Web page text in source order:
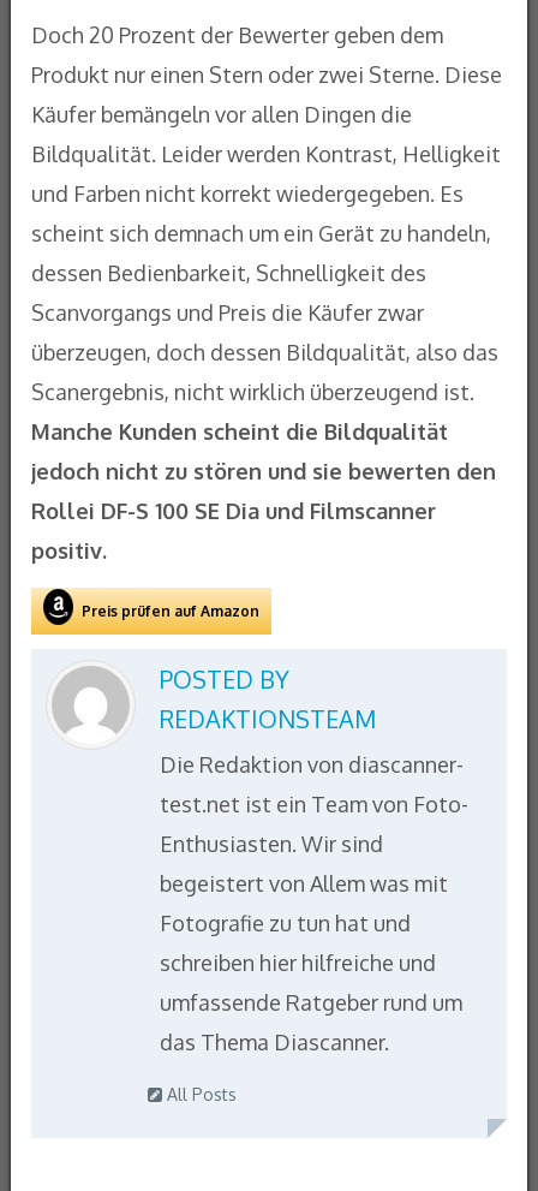
Doch 20 Prozent der Bewerter geben dem
Produkt nur einen Stern oder zwei Sterne. Diese
Käufer bemängeln vor allen Dingen die
Bildqualität. Leider werden Kontrast, Helligkeit
und Farben nicht korrekt wiedergegeben. Es
scheint sich demnach um ein Gerät zu handeln,
dessen Bedienbarkeit, Schnelligkeit des
Scanvorgangs und Preis die Käufer zwar
überzeugen, doch dessen Bildqualität, also das
Scanergebnis, nicht wirklich überzeugend ist.
Manche Kunden scheint die Bildqualität
jedoch nicht zu stören und sie bewerten den
Rollei DF-S 100 SE Dia und Filmscanner
positiv.
Preis prüfen auf Amazon
POSTED BY
REDAKTIONSTEAM
Die Redaktion von diascanner-
test.net ist ein Team von Foto-
Enthusiasten. Wir sind
begeistert von Allem was mit
Fotografie zu tun hat und
schreiben hier hilfreiche und
umfassende Ratgeber rund um
das Thema Diascanner.
All Posts